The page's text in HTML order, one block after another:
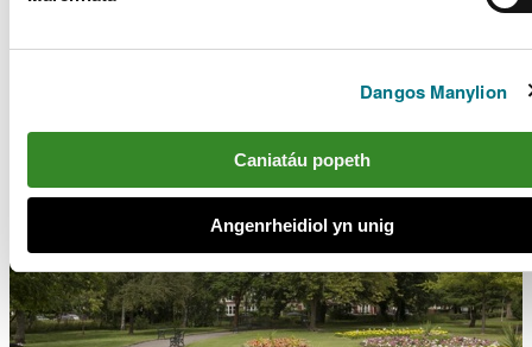
Dangos Manylion
Caniatáu popeth
Angenrheidiol yn unig